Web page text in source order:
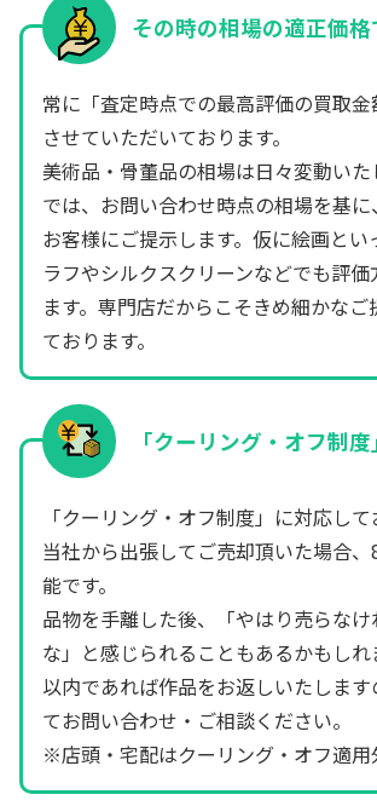
その時の相場の適正価
常に「査定時点での最高評価の買取
させていただいております。
美術品・骨董品の相場は日々変動いた
では、お問い合わせ時点の相場を基に
お客様にご提示します。仮に絵画とい
ラフやシルクスクリーンなどでも評価
ます。専門店だからこそきめ細かなご
ております。
「クーリング・オフ制度
「クーリング・オフ制度」に対応して
当社から出張してご売却頂いた場合
能です。
品物を手離した後、「やはり売らな
な」と感じられることもあるかもし
以内であれば作品をお返しいたします
てお問い合わせ・ご相談ください。
※店頭・宅配はクーリング・オフ適用